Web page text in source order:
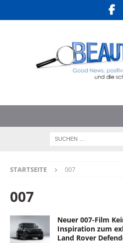
STARTSEITE 007
007
Neuer 007-Film
Inspiration zum
Land Rover